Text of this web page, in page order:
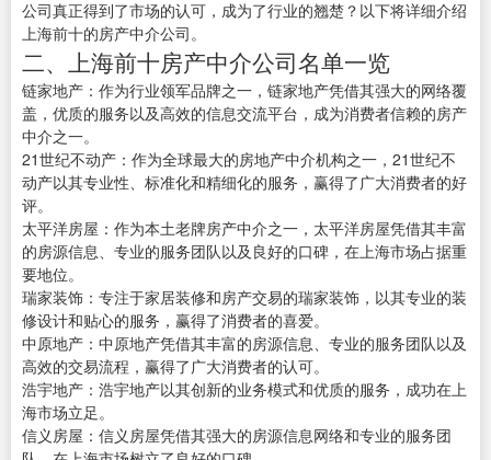
公司真正得到了市场的认可，成为了行业的翘楚？以下将详细介绍
上海前十的房产中介公司。
二、上海前十房产中介公司名单一览
链家地产：作为行业领军品牌之一，链家地产凭借其强大的网络覆
盖，优质的服务以及高效的信息交流平台，成为消费者信赖的房产
中介之一。
21世纪不动产：作为全球最大的房地产中介机构之一，21世纪不
动产以其专业性、标准化和精细化的服务，赢得了广大消费者的好
评。
太平洋房屋：作为本土老牌房产中介之一，太平洋房屋凭借其丰富
的房源信息、专业的服务团队以及良好的口碑，在上海市场占据重
要地位。
瑞家装饰：专注于家居装修和房产交易的瑞家装饰，以其专业的装
修设计和贴心的服务，赢得了消费者的喜爱。
中原地产：中原地产凭借其丰富的房源信息、专业的服务团队以及
高效的交易流程，赢得了广大消费者的认可。
浩宇地产：浩宇地产以其创新的业务模式和优质的服务，成功在上
海市场立足。
信义房屋：信义房屋凭借其强大的房源信息网络和专业的服务团